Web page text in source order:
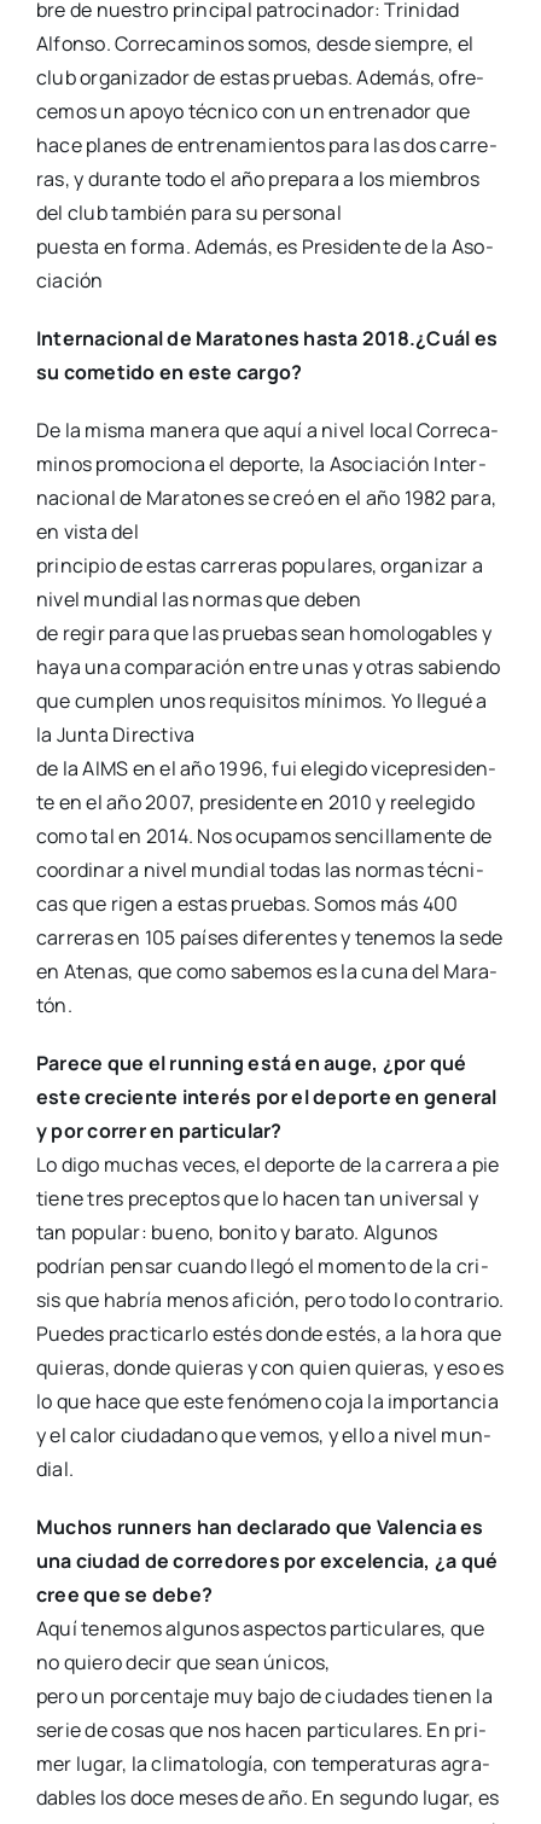
bre de nues­tro prin­ci­pal patro­ci­na­dor: Tri­ni­dad
Alfon­so. Corre­ca­mi­nos somos, des­de siem­pre, el
club orga­ni­za­dor de estas prue­bas. Ade­más, ofre­
ce­mos un apo­yo téc­ni­co con un entre­na­dor que
hace pla­nes de entre­na­mien­tos para las dos carre­
ras, y duran­te todo el año pre­pa­ra a los miem­bros
del club tam­bién para su per­so­nal
pues­ta en for­ma. Ade­más, es Pre­si­den­te de la Aso­
cia­ción
Inter­na­cio­nal de Mara­to­nes has­ta 2018.¿Cuál es
su come­ti­do en este car­go?
De la mis­ma mane­ra que aquí a nivel local Corre­ca­
mi­nos pro­mo­cio­na el depor­te, la Aso­cia­ción Inter­
na­cio­nal de Mara­to­nes se creó en el año 1982 para,
en vis­ta del
prin­ci­pio de estas carre­ras popu­la­res, orga­ni­zar a
nivel mun­dial las nor­mas que deben
de regir para que las prue­bas sean homo­lo­ga­bles y
haya una com­pa­ra­ción entre unas y otras sabien­do
que cum­plen unos requi­si­tos míni­mos. Yo lle­gué a
la Jun­ta Direc­ti­va
de la AIMS en el año 1996, fui ele­gi­do vice­pre­si­den­
te en el año 2007, pre­si­den­te en 2010 y reele­gi­do
como tal en 2014. Nos ocu­pa­mos sen­ci­lla­men­te de
coor­di­nar a nivel mun­dial todas las nor­mas téc­ni­
cas que rigen a estas prue­bas. Somos más 400
carre­ras en 105 paí­ses dife­ren­tes y tene­mos la sede
en Ate­nas, que como sabe­mos es la cuna del Mara­
tón.
Pare­ce que el run­ning está en auge, ¿por qué
este cre­cien­te inte­rés por el depor­te en gene­ral
y por correr en par­ti­cu­lar?
Lo digo muchas veces, el depor­te de la carre­ra a pie
tie­ne tres pre­cep­tos que lo hacen tan uni­ver­sal y
tan popu­lar: bueno, boni­to y bara­to. Algu­nos
podrían pen­sar cuan­do lle­gó el momen­to de la cri­
sis que habría menos afi­ción, pero todo lo con­tra­rio.
Pue­des prac­ti­car­lo estés don­de estés, a la hora que
quie­ras, don­de quie­ras y con quien quie­ras, y eso es
lo que hace que este fenó­meno coja la impor­tan­cia
y el calor ciu­da­dano que vemos, y ello a nivel mun­
dial.
Muchos run­ners han decla­ra­do que Valen­cia es
una ciu­dad de corre­do­res por exce­len­cia, ¿a qué
cree que se debe?
Aquí tene­mos algu­nos aspec­tos par­ti­cu­la­res, que
no quie­ro decir que sean úni­cos,
pero un por­cen­ta­je muy bajo de ciu­da­des tie­nen la
serie de cosas que nos hacen par­ti­cu­la­res. En pri­
mer lugar, la cli­ma­to­lo­gía, con tem­pe­ra­tu­ras agra­
da­bles los doce meses de año. En segun­do lugar, es